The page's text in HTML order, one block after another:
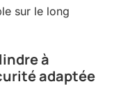
sur le long
à
adaptée